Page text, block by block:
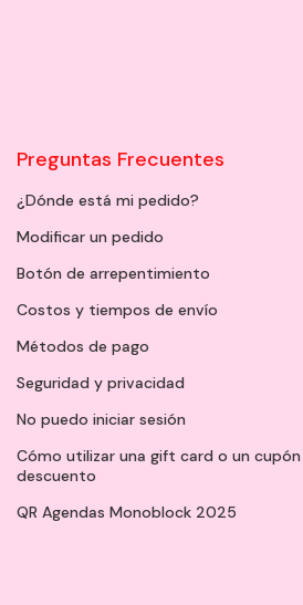
Preguntas Frecuentes
¿Dónde está mi pedido?
Modificar un pedido
Botón de arrepentimiento
Costos y tiempos de envío
Métodos de pago
Seguridad y privacidad
No puedo iniciar sesión
Cómo utilizar una gift card o un
descuento
QR Agendas Monoblock 2025